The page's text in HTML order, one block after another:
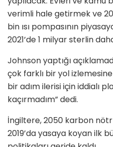
verimli hale getirmek ve
bin ısı pompasının
2021’de 1 milyar sterlin
Johnson yaptığı
çok farklı bir yol
bir adım ilerisi için iddialı
kaçırmadım” dedi.
İngiltere, 2050 karbon
2019’da yasaya koyan ilk